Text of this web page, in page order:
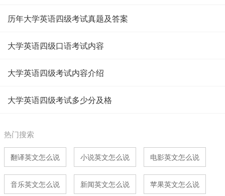
历年大学英语四级考试真题及答案
大学英语四级口语考试内容
大学英语四级考试内容介绍
大学英语四级考试多少分及格
热门搜索
翻译英文怎么说 小说英文怎么说 电影英文怎么说
音乐英文怎么说 新闻英文怎么说 苹果英文怎么说